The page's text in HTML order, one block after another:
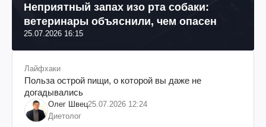
Неприятный запах изо рта собаки:
ветеринары объяснили, чем опасен
25.07.2026 16:15
Лайфхаки
Польза острой пищи, о которой вы даже не
догадывались
Олег Швец25.07.2026 12:24
Диетолог